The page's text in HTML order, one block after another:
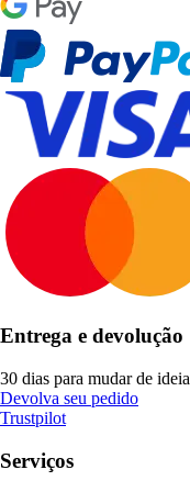
Entrega e devolução
30 dias para mudar de ideia
Devolva seu pedido
Trustpilot
Serviços